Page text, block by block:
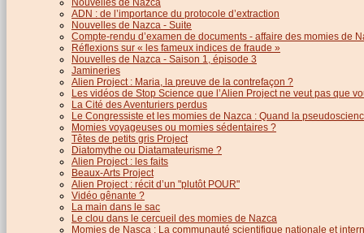
Nouvelles de Nazca
ADN : de l’importance du protocole d’extraction
Nouvelles de Nazca - Suite
Compte-rendu d’examen de documents - affaire des momies de
Réflexions sur « les fameux indices de fraude »
Nouvelles de Nazca - Saison 1, épisode 3
Jamineries
Alien Project : Maria, la preuve de la contrefaçon ?
Les vidéos de Stop Science que l’Alien Project ne veut pas que
La Cité des Aventuriers perdus
Le Congressiste et les momies de Nazca : Quand la
Momies voyageuses ou momies sédentaires ?
Têtes de petits gris Project
Diatomythe ou Diatamateurisme ?
Alien Project : les faits
Beaux-Arts Project
Alien Project : récit d’un "plutôt POUR"
Vidéo gênante ?
La main dans le sac
Le clou dans le cercueil des momies de Nazca
Momies de Nasca : La communauté scientifique nationale et